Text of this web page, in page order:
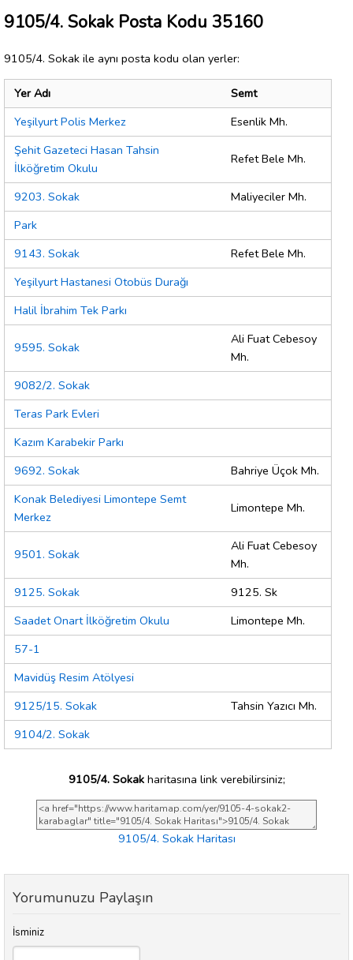
9105/4. Sokak Posta Kodu 35160
9105/4. Sokak ile aynı posta kodu olan yerler:
Yer Adı
Semt
Yeşilyurt Polis Merkez
Esenlik Mh.
Şehit Gazeteci Hasan Tahsin
İlköğretim Okulu
Refet Bele Mh.
9203. Sokak
Maliyeciler Mh.
Park
9143. Sokak
Refet Bele Mh.
Yeşilyurt Hastanesi Otobüs Durağı
Halil İbrahim Tek Parkı
9595. Sokak
Ali Fuat Cebesoy
Mh.
9082/2. Sokak
Teras Park Evleri
Kazım Karabekir Parkı
9692. Sokak
Bahriye Üçok Mh.
Konak Belediyesi Limontepe Semt
Merkez
Limontepe Mh.
9501. Sokak
Ali Fuat Cebesoy
Mh.
9125. Sokak
9125. Sk
Saadet Onart İlköğretim Okulu
Limontepe Mh.
57-1
Mavidüş Resim Atölyesi
9125/15. Sokak
Tahsin Yazıcı Mh.
9104/2. Sokak
9105/4. Sokakharitasına link verebilirsiniz;
9105/4. Sokak Haritası
Yorumunuzu Paylaşın
İsminiz